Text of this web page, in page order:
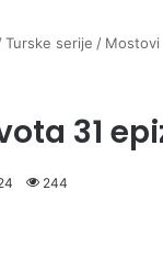
Turske serije /
31
244